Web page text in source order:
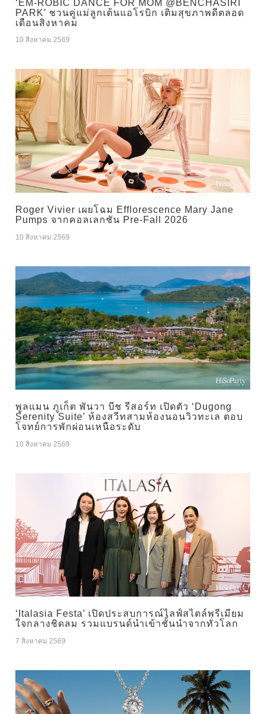
‘EM-ROBIC DANCE FOR MOM @BENCHASIRI
PARK’ ชวนคู่แม่ลูกเต้นแอโรบิก เติมสุขภาพดีตลอด
เดือนสิงหาคม
10 สิงหาคม 2569
Roger Vivier เผยโฉม Efflorescence Mary Jane
Pumps จากคอลเลกชัน Pre-Fall 2026
10 สิงหาคม 2569
พูลแมน ภูเก็ต พันวา บีช รีสอร์ท เปิดตัว ‘Dugong
Serenity Suite’ ห้องสวีทสามห้องนอนวิวทะเล ตอบ
โจทย์การพักผ่อนเหนือระดับ
10 สิงหาคม 2569
‘Italasia Festa’ เปิดประสบการณ์ไลฟ์สไตล์พรีเมียม
ใจกลางชิดลม รวมแบรนด์นำเข้าชั้นนำจากทั่วโลก
7 สิงหาคม 2569